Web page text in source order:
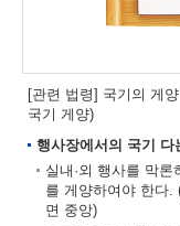
[관련 법령] 국기의 게
국기 게양)
행사장에서의 국기 다
실내·외 행사를 막
를 게양하여야 한다.
면 중앙)